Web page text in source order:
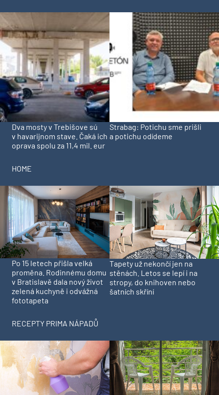
Dva mosty v Trebišove sú
v havarijnom stave. Čaká ich
oprava spolu za 11,4 mil. eur
Strabag: Potichu sme prišli
a potichu odídeme
HOME
Po 15 letech přišla velká
proměna. Rodinnému domu
v Bratislavě dala nový život
zelená kuchyně i odvážná
fototapeta
Tapety už nekončí jen na
stěnách. Letos se lepí i na
stropy, do knihoven nebo
šatních skříní
RECEPTY PRIMA NÁPADŮ